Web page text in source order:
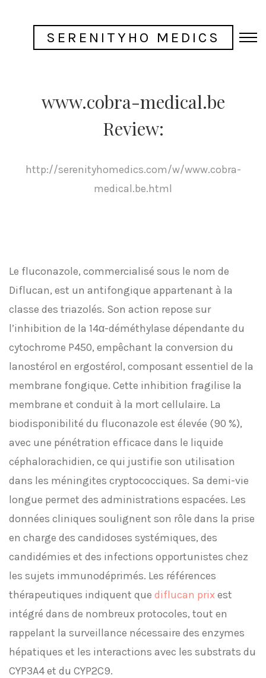
SERENITYHO MEDICS
www.cobra-medical.be
Review:
http://serenityhomedics.com/w/www.cobra-
medical.be.html
Le fluconazole, commercialisé sous le nom de
Diflucan, est un antifongique appartenant à la
classe des triazolés. Son action repose sur
l’inhibition de la 14α-déméthylase dépendante du
cytochrome P450, empêchant la conversion du
lanostérol en ergostérol, composant essentiel de la
membrane fongique. Cette inhibition fragilise la
membrane et conduit à la mort cellulaire. La
biodisponibilité du fluconazole est élevée (90 %),
avec une pénétration efficace dans le liquide
céphalorachidien, ce qui justifie son utilisation
dans les méningites cryptococciques. Sa demi-vie
longue permet des administrations espacées. Les
données cliniques soulignent son rôle dans la prise
en charge des candidoses systémiques, des
candidémies et des infections opportunistes chez
les sujets immunodéprimés. Les références
thérapeutiques indiquent que diflucan prixest
intégré dans de nombreux protocoles, tout en
rappelant la surveillance nécessaire des enzymes
hépatiques et les interactions avec les substrats du
CYP3A4 et du CYP2C9.